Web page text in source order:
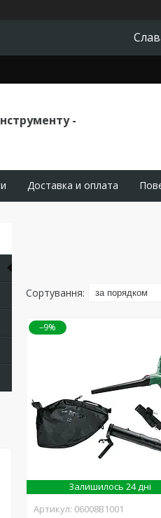
-
Доставка и оплата
–9%
Залишилось 24 дні
06008B1001